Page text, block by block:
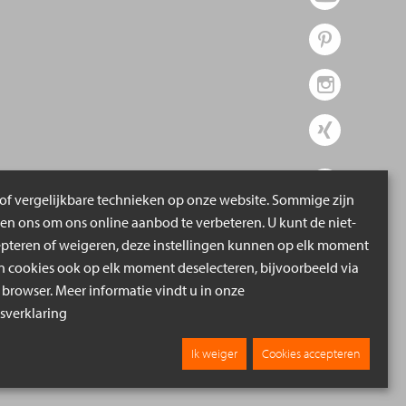
vergelijkbare technieken op onze website. Sommige zijn
ons om ons online aanbod te verbeteren. U kunt de niet-
of weigeren, deze instellingen kunnen op elk moment
cookies ook op elk moment deselecteren, bijvoorbeeld via
Meer informatie vindt u in onze
Ik weiger Cookies accepteren